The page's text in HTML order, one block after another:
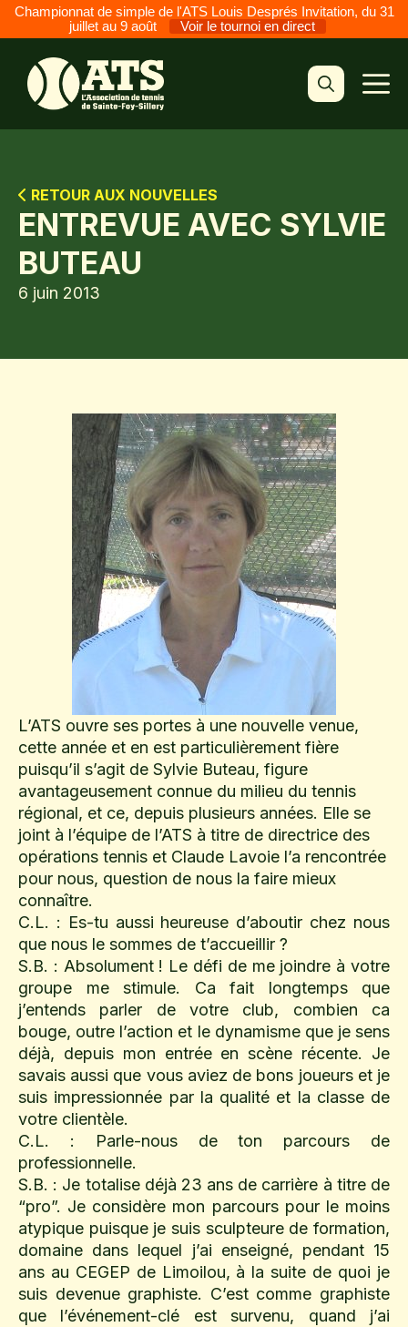
Championnat de simple de l'ATS Louis Després Invitation, du 31
juillet au 9 août
Voir le tournoi en direct
contenu
RETOUR AUX NOUVELLES
ENTREVUE AVEC SYLVIE
BUTEAU
6 juin 2013
L’ATS ouvre ses portes à une nouvelle venue,
cette année et en est particulièrement fière
puisqu’il s’agit de Sylvie Buteau, figure
avantageusement connue du milieu du tennis
régional, et ce, depuis plusieurs années. Elle se
joint à l’équipe de l’ATS à titre de directrice des
opérations tennis et Claude Lavoie l’a rencontrée
pour nous, question de nous la faire mieux
connaître.
C.L. : Es-tu aussi heureuse d’aboutir chez nous
que nous le sommes de t’accueillir ?
S.B. : Absolument ! Le défi de me joindre à votre
groupe me stimule. Ca fait longtemps que
j’entends parler de votre club, combien ca
bouge, outre l’action et le dynamisme que je sens
déjà, depuis mon entrée en scène récente. Je
savais aussi que vous aviez de bons joueurs et je
suis impressionnée par la qualité et la classe de
votre clientèle.
C.L. : Parle-nous de ton parcours de
professionnelle.
S.B. : Je totalise déjà 23 ans de carrière à titre de
“pro”. Je considère mon parcours pour le moins
atypique puisque je suis sculpteure de formation,
domaine dans lequel j’ai enseigné, pendant 15
ans au CEGEP de Limoilou, à la suite de quoi je
suis devenue graphiste. C’est comme graphiste
que l’événement-clé est survenu, quand j’ai